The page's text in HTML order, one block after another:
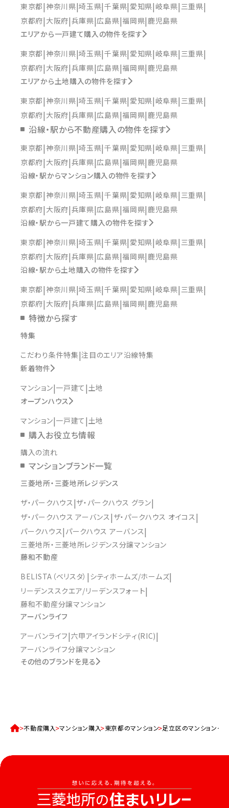
東京都 神奈川県 埼玉県 千葉県 愛知県 岐阜県 三重県
京都府 大阪府 兵庫県 広島県 福岡県 鹿児島県
エリアから一戸建て購入の物件を探す
東京都 神奈川県 埼玉県 千葉県 愛知県 岐阜県 三重県
京都府 大阪府 兵庫県 広島県 福岡県 鹿児島県
エリアから土地購入の物件を探す
東京都 神奈川県 埼玉県 千葉県 愛知県 岐阜県 三重県
京都府 大阪府 兵庫県 広島県 福岡県 鹿児島県
沿線・駅から不動産購入の物件を探す
東京都 神奈川県 埼玉県 千葉県 愛知県 岐阜県 三重県
京都府 大阪府 兵庫県 広島県 福岡県 鹿児島県
沿線・駅からマンション購入の物件を探す
東京都 神奈川県 埼玉県 千葉県 愛知県 岐阜県 三重県
京都府 大阪府 兵庫県 広島県 福岡県 鹿児島県
沿線・駅から一戸建て購入の物件を探す
東京都 神奈川県 埼玉県 千葉県 愛知県 岐阜県 三重県
京都府 大阪府 兵庫県 広島県 福岡県 鹿児島県
沿線・駅から土地購入の物件を探す
東京都 神奈川県 埼玉県 千葉県 愛知県 岐阜県 三重県
京都府 大阪府 兵庫県 広島県 福岡県 鹿児島県
特徴から探す
特集
こだわり条件特集 注目のエリア沿線特集
新着物件
マンション 一戸建て 土地
オープンハウス
マンション 一戸建て 土地
購入お役立ち情報
購入の流れ
マンションブランド一覧
三菱地所・三菱地所レジデンス
ザ・パークハウス ザ・パークハウス グラン
ザ・パークハウス アーバンス ザ・パークハウス オイコス
パークハウス パークハウス アーバンス
三菱地所・三菱地所レジデンス分譲マンション
藤和不動産
BELISTA（ベリスタ） シティホームズ/ホームズ
リーデンススクエア/リーデンスフォート
藤和不動産分譲マンション
アーバンライフ
アーバンライフ 六甲アイランドシティ(RIC)
アーバンライフ分譲マンション
その他のブランドを見る
不動産購入 マンション購入 東京都のマンション 足立区のマンション一